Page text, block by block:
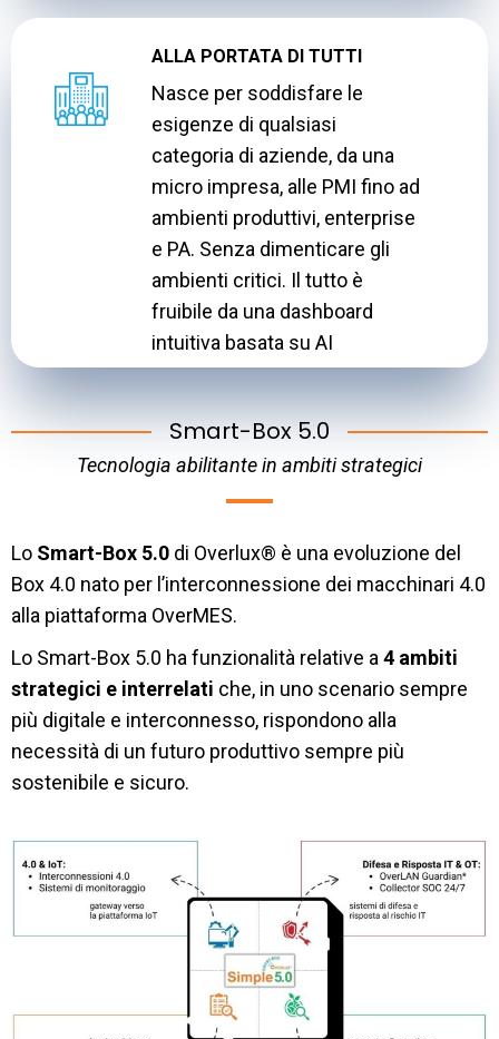
ALLA PORTATA DI TUTTI
Nasce per soddisfare le
esigenze di qualsiasi
categoria di aziende, da una
micro impresa, alle PMI fino ad
ambienti produttivi, enterprise
e PA. Senza dimenticare gli
ambienti critici. Il tutto è
fruibile da una dashboard
intuitiva basata su AI
Smart-Box 5.0
Tecnologia abilitante in ambiti strategici
Lo Smart-Box 5.0 di Overlux® è una evoluzione del
Box 4.0 nato per l’interconnessione dei macchinari 4.0
alla piattaforma OverMES.
Lo Smart-Box 5.0 ha funzionalità relative a 4 ambiti
strategici e interrelati che, in uno scenario sempre
più digitale e interconnesso, rispondono alla
necessità di un futuro produttivo sempre più
sostenibile e sicuro.